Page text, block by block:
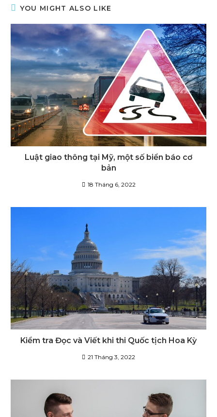
YOU MIGHT ALSO LIKE
Luật giao thông tại Mỹ, một số biển báo cơ
bản
18 Tháng 6, 2022
Kiểm tra Đọc và Viết khi thi Quốc tịch Hoa Kỳ
21 Tháng 3, 2022